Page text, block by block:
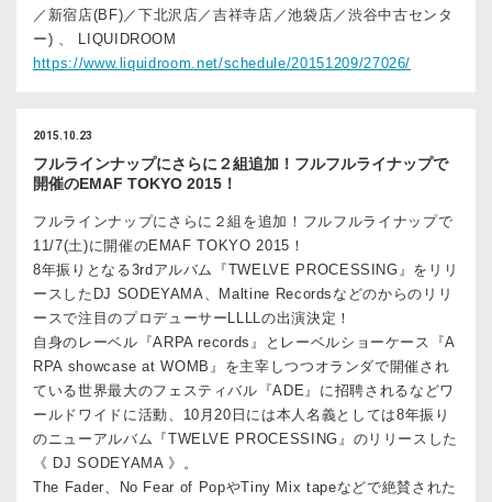
／新宿店(BF)／下北沢店／吉祥寺店／池袋店／渋谷中古センタ
ー) 、 LIQUIDROOM
https://www.liquidroom.net/schedule/20151209/27026/
2015.10.23
フルラインナップにさらに２組追加！フルフルライナップで
開催のEMAF TOKYO 2015！
フルラインナップにさらに２組を追加！フルフルライナップで
11/7(土)に開催のEMAF TOKYO 2015！
8年振りとなる3rdアルバム『TWELVE PROCESSING』をリリ
ースしたDJ SODEYAMA、Maltine Recordsなどのからのリリ
ースで注目のプロデューサーLLLLの出演決定！
自身のレーベル『ARPA records』とレーベルショーケース『A
RPA showcase at WOMB』を主宰しつつオランダで開催され
ている世界最大のフェスティバル『ADE』に招聘されるなどワ
ールドワイドに活動、10月20日には本人名義としては8年振り
のニューアルバム『TWELVE PROCESSING』のリリースした
《 DJ SODEYAMA 》。
The Fader、No Fear of PopやTiny Mix tapeなどで絶賛された